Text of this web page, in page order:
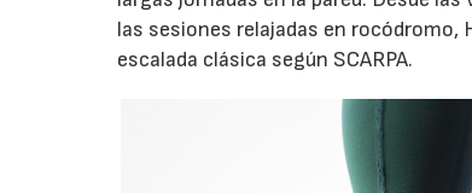
las sesiones relajadas en rocódromo,
escalada clásica según SCARPA.